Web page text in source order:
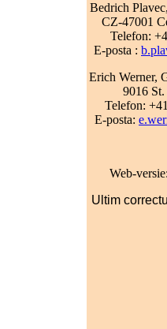
Bedrich
CZ-47001
Telefon:
E-posta :
Erich Werner,
9016
Telefon:
E-posta:
Web-versie:
Ultim